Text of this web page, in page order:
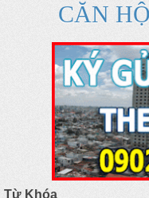
CĂN
Từ Khóa